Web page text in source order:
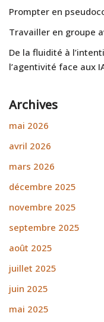
Prompter en
Travailler en groupe
De la fluidité à
l’agentivité face aux
Archives
mai 2026
avril 2026
mars 2026
décembre 2025
novembre 2025
septembre 2025
août 2025
juillet 2025
juin 2025
mai 2025